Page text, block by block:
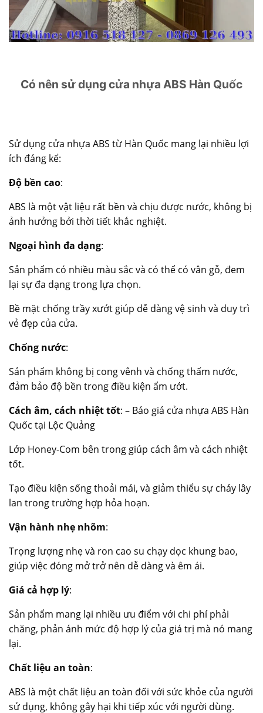
Có nên sử dụng cửa nhựa ABS Hàn Quốc
Sử dụng cửa nhựa ABS từ Hàn Quốc mang lại nhiều lợi
ích đáng kể:
Độ bền cao:
ABS là một vật liệu rất bền và chịu được nước, không bị
ảnh hưởng bởi thời tiết khắc nghiệt.
Ngoại hình đa dạng:
Sản phẩm có nhiều màu sắc và có thể có vân gỗ, đem
lại sự đa dạng trong lựa chọn.
Bề mặt chống trầy xướt giúp dễ dàng vệ sinh và duy trì
vẻ đẹp của cửa.
Chống nước:
Sản phẩm không bị cong vênh và chống thấm nước,
đảm bảo độ bền trong điều kiện ẩm ướt.
Cách âm, cách nhiệt tốt: – Báo giá cửa nhựa ABS Hàn
Quốc tại Lộc Quảng
Lớp Honey-Com bên trong giúp cách âm và cách nhiệt
tốt.
Tạo điều kiện sống thoải mái, và giảm thiểu sự cháy lây
lan trong trường hợp hỏa hoạn.
Vận hành nhẹ nhõm:
Trọng lượng nhẹ và ron cao su chạy dọc khung bao,
giúp việc đóng mở trở nên dễ dàng và êm ái.
Giá cả hợp lý:
Sản phẩm mang lại nhiều ưu điểm với chi phí phải
chăng, phản ánh mức độ hợp lý của giá trị mà nó mang
lại.
Chất liệu an toàn:
ABS là một chất liệu an toàn đối với sức khỏe của người
sử dụng, không gây hại khi tiếp xúc với người dùng.